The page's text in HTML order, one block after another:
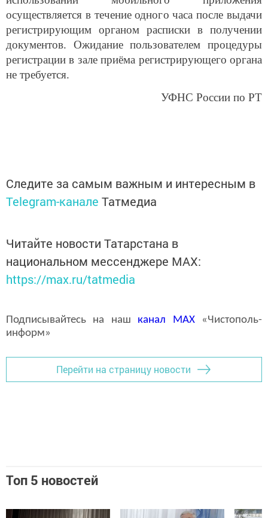
осуществляется в течение одного часа после выдачи
регистрирующим органом расписки в получении
документов. Ожидание пользователем процедуры
регистрации в зале приёма регистрирующего органа
не требуется.
УФНС России по РТ
Следите за самым важным и интересным в
Telegram-канале Татмедиа
Читайте новости Татарстана в
национальном мессенджере MАХ:
https://max.ru/tatmedia
Подписывайтесь на наш канал MAX«Чистополь-
информ»
Перейти на страницу новости
Топ 5 новостей